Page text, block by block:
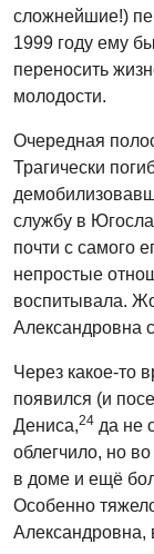
сложнейшие!)
1999 году ему
переносить
молодости.
Очередная
Трагически
службу в
почти с самого
непростые
воспитывала.
Александровна
Через какое-то
появился (и
Дениса,24 да не
облегчило, но
в доме и ещё
Особенно
Александровна,